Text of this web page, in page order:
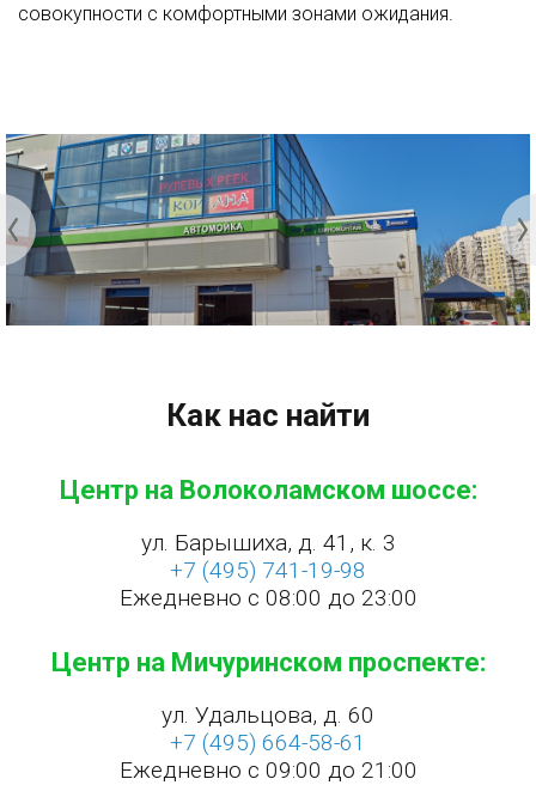
совокупности с комфортными зонами ожидания.
Как нас найти
Центр на Волоколамском шоссе:
ул. Барышиха, д. 41, к. 3
+7 (495) 741-19-98
Ежедневно с 08:00 до 23:00
Центр на Мичуринском проспекте:
ул. Удальцова, д. 60
+7 (495) 664-58-61
Ежедневно с 09:00 до 21:00